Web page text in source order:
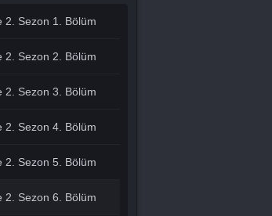
2. Sezon 1. Bölüm
2. Sezon 2. Bölüm
2. Sezon 3. Bölüm
2. Sezon 4. Bölüm
2. Sezon 5. Bölüm
2. Sezon 6. Bölüm